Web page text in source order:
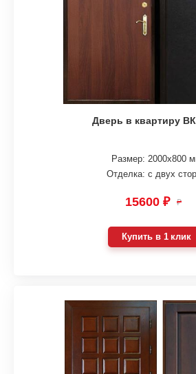
Дверь в квартиру
Размер: 2000х800
Отделка: с двух
15600 ₽ ₽
Купить в 1 клик